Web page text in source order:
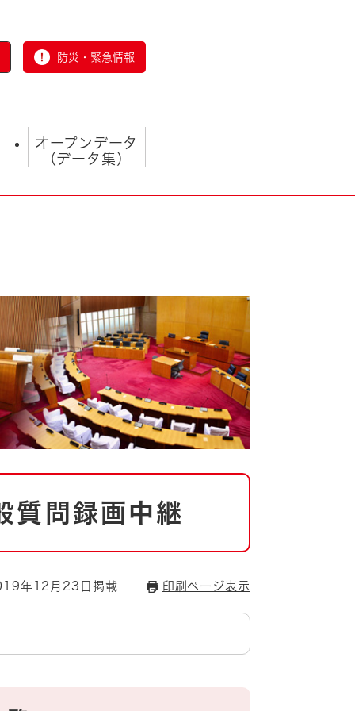
防災・緊急情報
オープンデータ
（データ集）
質問録画中継
年12月23日掲載 印刷ページ表示